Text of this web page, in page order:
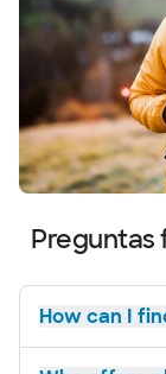
Preguntas
How can I